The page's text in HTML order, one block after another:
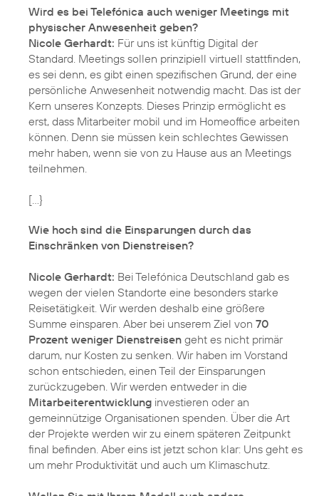
Wird es bei Telefónica auch weniger Meetings mit
physischer Anwesenheit geben?
Nicole Gerhardt: Für uns ist künftig Digital der
Standard. Meetings sollen prinzipiell virtuell stattfinden,
es sei denn, es gibt einen spezifischen Grund, der eine
persönliche Anwesenheit notwendig macht. Das ist der
Kern unseres Konzepts. Dieses Prinzip ermöglicht es
erst, dass Mitarbeiter mobil und im Homeoffice arbeiten
können. Denn sie müssen kein schlechtes Gewissen
mehr haben, wenn sie von zu Hause aus an Meetings
teilnehmen.
[…}
Wie hoch sind die Einsparungen durch das
Einschränken von Dienstreisen?
Nicole Gerhardt: Bei Telefónica Deutschland gab es
wegen der vielen Standorte eine besonders starke
Reisetätigkeit. Wir werden deshalb eine größere
Summe einsparen. Aber bei unserem Ziel von 70
Prozent weniger Dienstreisen geht es nicht primär
darum, nur Kosten zu senken. Wir haben im Vorstand
schon entschieden, einen Teil der Einsparungen
zurückzugeben. Wir werden entweder in die
Mitarbeiterentwicklung investieren oder an
gemeinnützige Organisationen spenden. Über die Art
der Projekte werden wir zu einem späteren Zeitpunkt
final befinden. Aber eins ist jetzt schon klar: Uns geht es
um mehr Produktivität und auch um Klimaschutz.